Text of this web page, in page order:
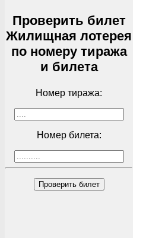
Проверить билет
Жилищная лотерея
по номеру тиража
и билета
Номер тиража:
Номер билета:
Проверить билет